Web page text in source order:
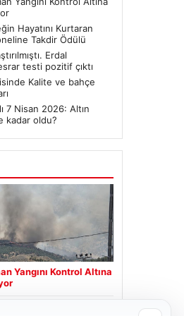
Hayatını Kurtaran
Takdir Ödülü
Erdal
testi pozitif çıktı
Kalite ve bahçe
7 Nisan 2026: Altın
kadar oldu?
Yangını Kontrol Altına